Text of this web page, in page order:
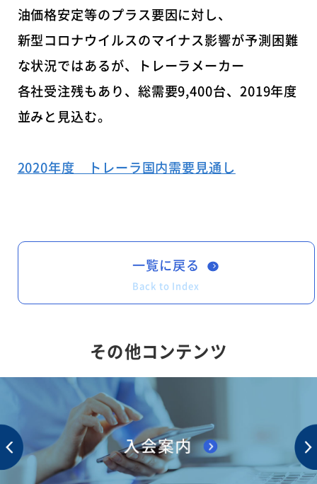
油価格安定等のプラス要因に対し、
新型コロナウイルスのマイナス影響が予測困難
な状況ではあるが、トレーラメーカー
各社受注残もあり、総需要9,400台、2019年度
並みと見込む。
2020年度 トレーラ国内需要見通し
一覧に戻る
Back to Index
その他コンテンツ